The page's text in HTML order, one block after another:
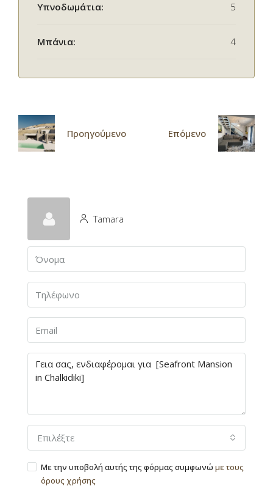
Υπνοδωμάτια: 5
Μπάνια: 4
Προηγούμενο Επόμενο
Tamara
Επιλέξτε
Με την υποβολή αυτής της φόρμας συμφωνώ με τους
όρους χρήσης